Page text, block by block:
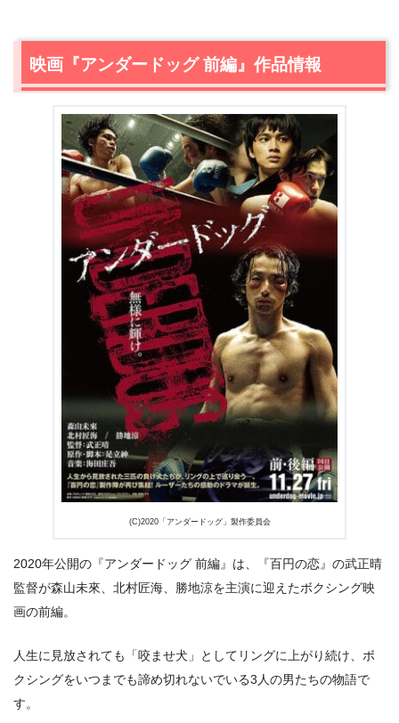
出典:U-NEXTヘルプセンター
出典: U-NEXT
映画『アンダードッグ 前編』作品情報
(C)2020「アンダードッグ」製作委員会
2020年公開の『アンダードッグ 前編』は、『百円の恋』の武正晴
監督が森山未來、北村匠海、勝地涼を主演に迎えたボクシング映
画の前編。
人生に見放されても「咬ませ犬」としてリングに上がり続け、ボ
クシングをいつまでも諦め切れないでいる3人の男たちの物語で
す。